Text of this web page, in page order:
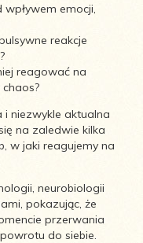
emocji,
reakcje
reagować na
niezwykle aktualna
na zaledwie kilka
w jaki reagujemy na
neurobiologii
pokazując, że
przerwania
do siebie.